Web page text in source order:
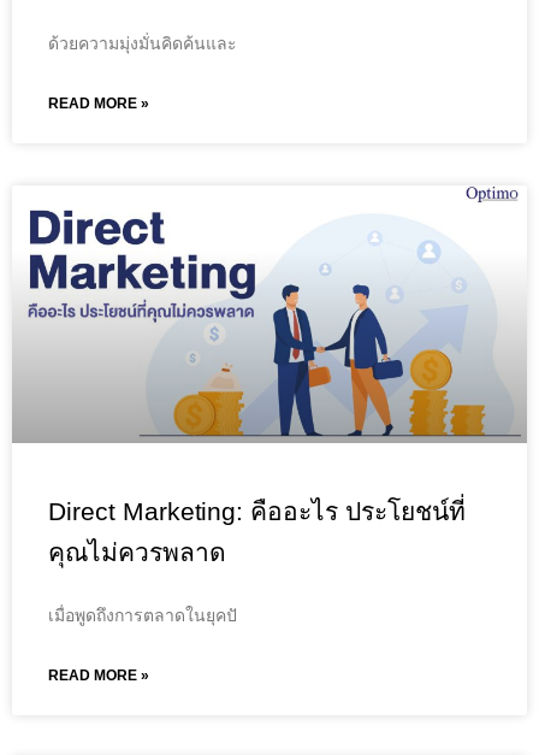
ด้วยความมุ่งมั่นคิดค้นและ
READ MORE »
Direct Marketing: คืออะไร ประโยชน์ที่
คุณไม่ควรพลาด
เมื่อพูดถึงการตลาดในยุคปั
READ MORE »